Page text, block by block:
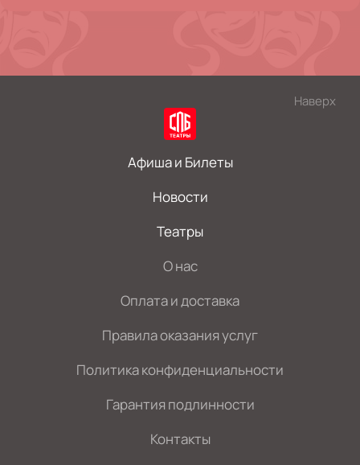
Наверх
Афиша и Билеты
Новости
Театры
О нас
Оплата и доставка
Правила оказания услуг
Политика конфиденциальности
Гарантия подлинности
Контакты